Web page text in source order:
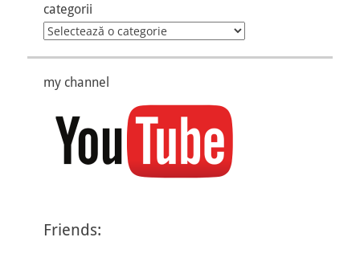
categorii
categorii
my channel
Friends: